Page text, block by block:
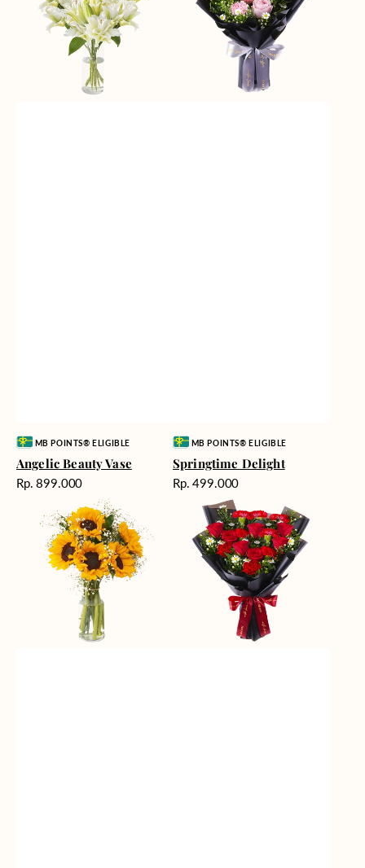
Vendor:MB POINTS® ELIGIBLE
Angelic Beauty Vase
Harga
Rp. 899.000
Vendor:MB POINTS® ELIGIBLE
Springtime Delight
Harga
Rp. 499.000
Sunshine
Passion